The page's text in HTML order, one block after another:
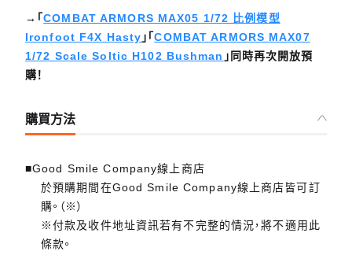
→「COMBAT ARMORS MAX05 1/72 比例模型
Ironfoot F4X Hasty 」「COMBAT ARMORS MAX07
1/72 Scale Soltic H102 Bushman 」同時再次開放預
購！
購買方法
■Good Smile Company線上商店
於預購期間在Good Smile Company線上商店皆可訂
購。（※）
※付款及收件地址資訊若有不完整的情況，將不適用此
條款。